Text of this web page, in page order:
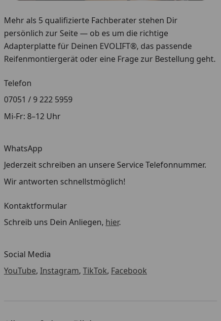
Mehr als 5 qualifizierte Fachberater stehen Dir
persönlich zur Seite — ob es um die richtige
Adapterplatte für Deinen EVOLIFT®, das passende
Reifenmontiergerät oder eine Frage zur Bestellung geht.
Telefon
07051 / 9 222 5959
Mi-Fr: 8–12 Uhr
WhatsApp
Jederzeit schreiben an unsere Service Telefonnummer.
Wir antworten schnellstmöglich!
Kontaktformular
Schreib uns Dein Anliegen, hier.
Social Media
YouTube, Instagram, TikTok, Facebook